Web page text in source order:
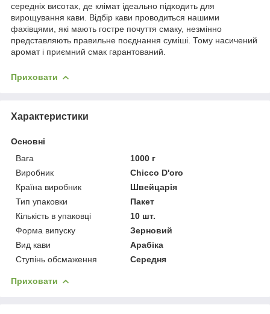
середніх висотах, де клімат ідеально підходить для
вирощування кави. Відбір кави проводиться нашими
фахівцями, які мають гостре почуття смаку, незмінно
представляють правильне поєднання суміші. Тому насичений
аромат і приємний смак гарантований.
Приховати
Характеристики
Основні
Вага
1000 г
Виробник
Chicco D'oro
Країна виробник
Швейцарія
Тип упаковки
Пакет
Кількість в упаковці
10 шт.
Форма випуску
Зерновий
Вид кави
Арабіка
Ступінь обсмаження
Середня
Приховати